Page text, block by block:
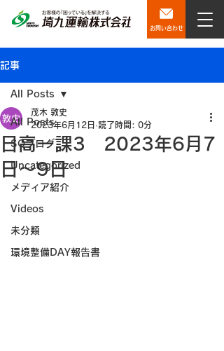
お問い合わせ
記事
All Posts
SQブログ
Uncategorized
メディア紹介
Videos
未分類
環境整備DAY報告書
All Posts
日高一課3 2023年6月7
日～9日
茂木 敦史
2023年6月12日 読了時間: 0分